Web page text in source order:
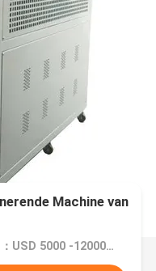
Machine van
Prijs：USD 5000 -12000 dollar